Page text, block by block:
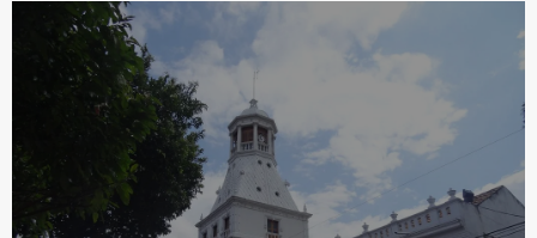
Es un centro cultural ubicado en la ciudad de Cúcuta,
Colombia. Alberga las oficinas de la Secretaría de Cultura
de Norte de Santander y fue declarado monumento
nacional el 25 de agosto de 2003.